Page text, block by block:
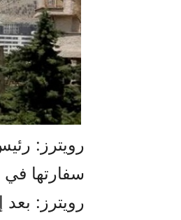
رويترز:
سفارتها في
رويترز: